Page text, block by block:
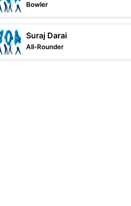
Bowler
Suraj Darai
All-Rounder